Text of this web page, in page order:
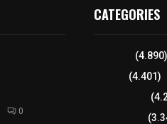
0
CATEGORIES
(4.890)
(4.401)